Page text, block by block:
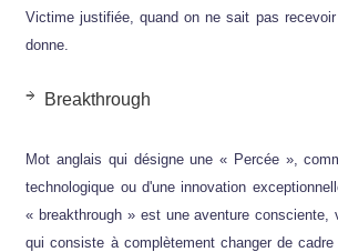
Victime justifiée, quand on ne sait pas
donne.
Breakthrough
Mot anglais qui désigne une « Percée »,
technologique ou d'une innovation
« breakthrough » est une aventure consciente,
qui consiste à complètement changer de